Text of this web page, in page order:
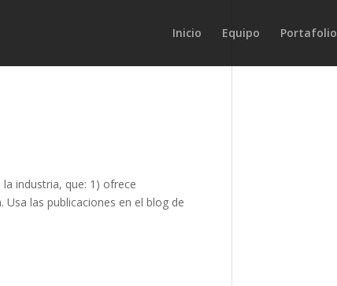
Inicio Equipo Portafolio
industria, que: 1) ofrece
las publicaciones en el blog de